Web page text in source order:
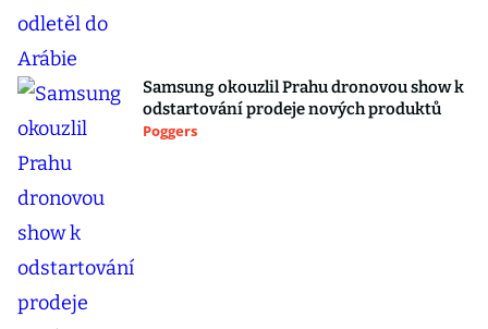
Samsung okouzlil Prahu dronovou show k
odstartování prodeje nových produktů
Poggers